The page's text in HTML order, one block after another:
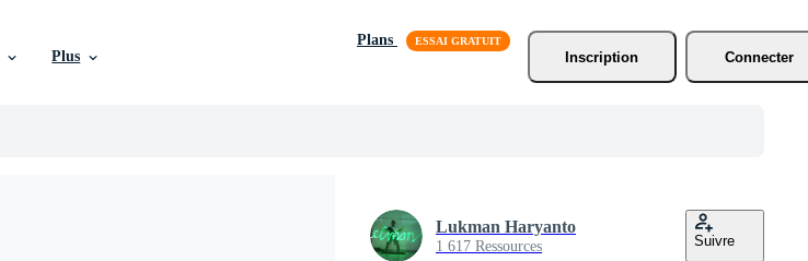
Plus
Plans
Inscription
Connecter
Lukman Haryanto
1 617 Ressources Suivre